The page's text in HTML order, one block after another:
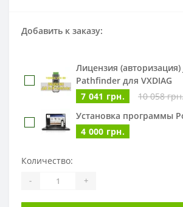
Добавить к заказу:
Лицензия (авторизация)
Pathfinder для VXDIAG
7 041 грн.
10 058
Установка программы
4 000 грн.
Количество:
- +